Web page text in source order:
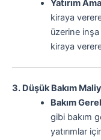
Yatırım
kiraya
üzerine
kiraya
3. Düşük Bakım
Bakım
gibi bakım
yatırımlar